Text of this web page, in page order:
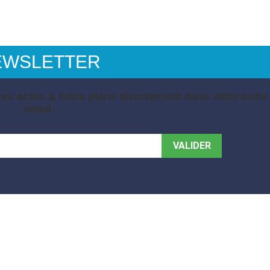
actus & bons plans directement dans votre boite
email.